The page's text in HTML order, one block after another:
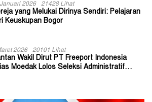
2026 21428 Lihat
yang Melukai Dirinya Sendiri: Pelajaran
Keuskupan Bogor
2026 20101 Lihat
Wakil Dirut PT Freeport Indonesia
Moedak Lolos Seleksi Administratif